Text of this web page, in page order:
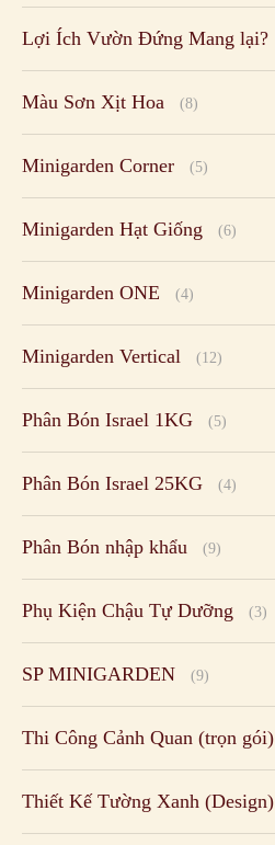
Lợi Ích Vườn Đứng Mang lại?
Màu Sơn Xịt Hoa (8)
Minigarden Corner (5)
Minigarden Hạt Giống (6)
Minigarden ONE (4)
Minigarden Vertical (12)
Phân Bón Israel 1KG (5)
Phân Bón Israel 25KG (4)
Phân Bón nhập khẩu (9)
Phụ Kiện Chậu Tự Dưỡng (3)
SP MINIGARDEN (9)
Thi Công Cảnh Quan (trọn gói)
Thiết Kế Tường Xanh (Design)